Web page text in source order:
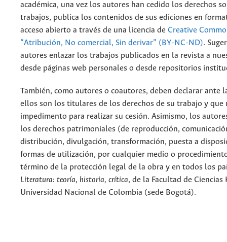
académica, una vez los autores han cedido los derechos
trabajos, publica los contenidos de sus ediciones en
acceso abierto a través de una licencia de Creative
“Atribución, No comercial, Sin derivar” (BY-NC-ND).
autores enlazar los trabajos publicados en la revista a
desde páginas web personales o desde repositorios
También, como autores o coautores, deben declarar ante
ellos son los titulares de los derechos de su trabajo y que
impedimento para realizar su cesión. Asimismo, los
los derechos patrimoniales (de reproducción,
distribución, divulgación, transformación, puesta a
formas de utilización, por cualquier medio o
término de la protección legal de la obra y en todos los
Literatura: teoría, historia, crítica, de la Facultad de Ciencias
Universidad Nacional de Colombia (sede Bogotá).